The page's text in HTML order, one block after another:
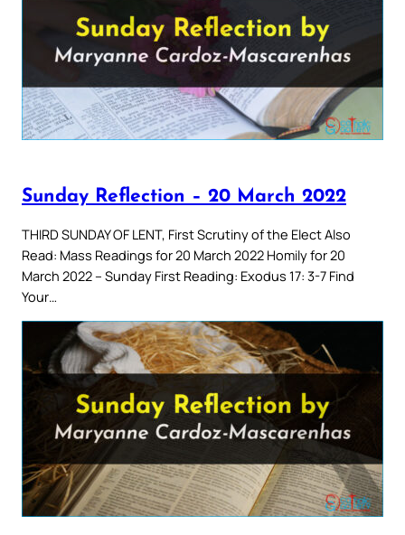
Sunday Reflection – 20 March 2022
THIRD SUNDAY OF LENT, First Scrutiny of the Elect Also
Read: Mass Readings for 20 March 2022 Homily for 20
March 2022 – Sunday First Reading: Exodus 17: 3-7 Find
Your…